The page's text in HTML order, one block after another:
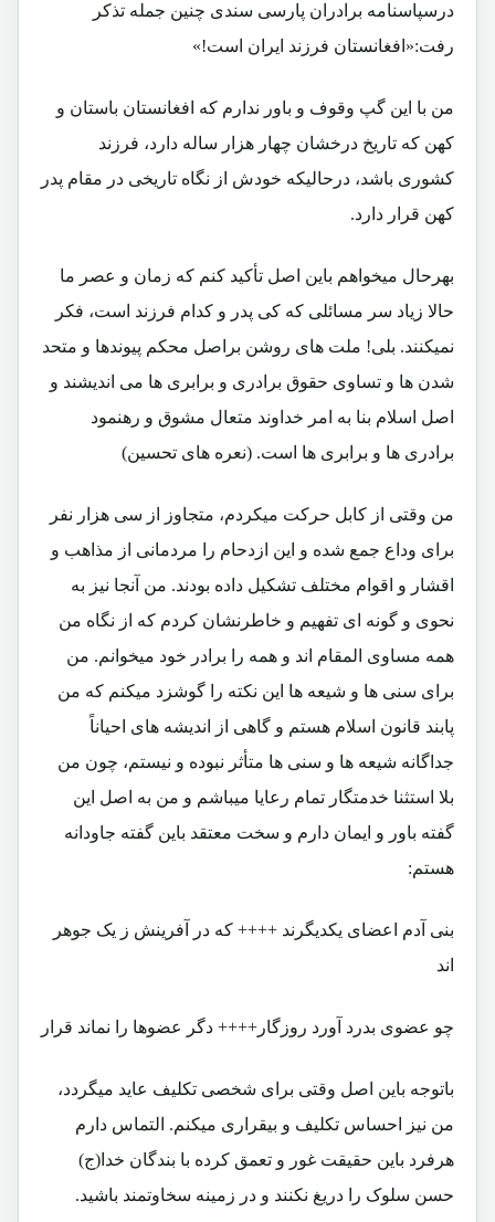
درسپاسنامه برادران پارسی سندی چنین جمله تذکر
رفت:«افغانستان فرزند ایران است!»
من با این گپ وقوف و باور ندارم که افغانستان باستان و
کهن که تاریخ درخشان چهار هزار ساله دارد، فرزند
کشوری باشد، درحالیکه خودش از نگاه تاریخی در مقام پدر
کهن قرار دارد.
بهرحال میخواهم باین اصل تأکید کنم که زمان و عصر ما
حالا زیاد سر مسائلی که کی پدر و کدام فرزند است، فکر
نمیکنند. بلی! ملت های روشن براصل محکم پیوندها و متحد
شدن ها و تساوی حقوق برادری و برابری ها می اندیشند و
اصل اسلام بنا به امر خداوند متعال مشوق و رهنمود
برادری ها و برابری ها است. (نعره های تحسین)
من وقتی از کابل حرکت میکردم، متجاوز از سی هزار نفر
برای وداع جمع شده و این ازدحام را مردمانی از مذاهب و
اقشار و اقوام مختلف تشکیل داده بودند. من آنجا نیز به
نحوی و گونه ای تفهیم و خاطرنشان کردم که از نگاه من
همه مساوی المقام اند و همه را برادر خود میخوانم. من
برای سنی ها و شیعه ها این نکته را گوشزد میکنم که من
پابند قانون اسلام هستم و گاهی از اندیشه های احیاناً
جداگانه شیعه ها و سنی ها متأثر نبوده و نیستم، چون من
بلا استثنا خدمتگار تمام رعایا میباشم و من به اصل این
گفته باور و ایمان دارم و سخت معتقد باین گفته جاودانه
هستم:
بنی آدم اعضای یکدیگرند ++++ که در آفرینش ز یک جوهر
اند
چو عضوی بدرد آورد روزگار++++ دگر عضوها را نماند قرار
باتوجه باین اصل وقتی برای شخصی تکلیف عاید میگردد،
من نیز احساس تکلیف و بیقراری میکنم. التماس دارم
هرفرد باین حقیقت غور و تعمق کرده با بندگان خدا(ج)
حسن سلوک را دریغ نکنند و در زمینه سخاوتمند باشید.